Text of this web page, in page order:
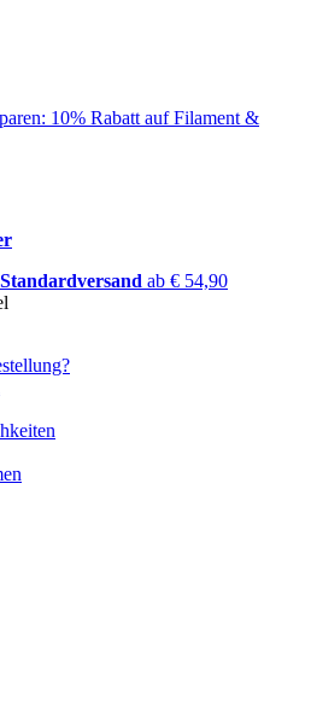
10% Rabatt auf Filament &
ab € 54,90